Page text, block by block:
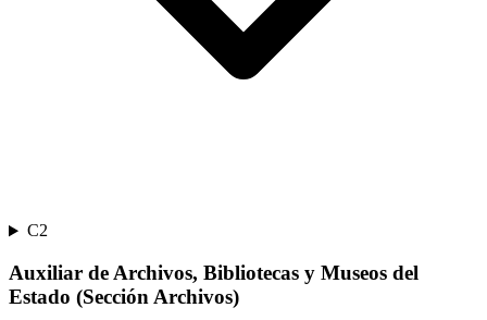
C2
Auxiliar de Archivos, Bibliotecas y Museos del
Estado (Sección Archivos)